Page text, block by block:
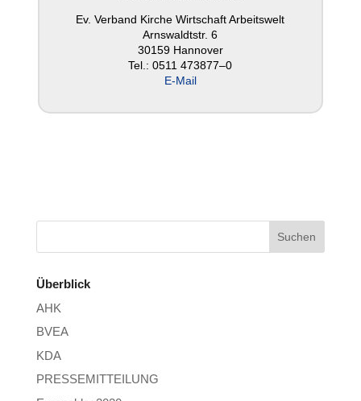
Ev. Verband Kirche Wirt­schaft Arbeits­welt
Arns­waldt­str. 6
30159 Hannover
Tel.: 0511 473877–0
E‑Mail
Überblick
AHK
BVEA
KDA
PRESSEMITTEILUNG